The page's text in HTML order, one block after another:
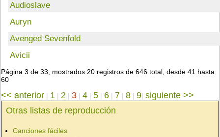
Audioslave
Auryn
Avenged Sevenfold
Avicii
Página 3 de 33, mostrados 20 registros de 646 total, desde 41 hasta
60
<< anterior | 1 | 2 | 3 |4 |5 | 6 | 7 |8 |9|siguiente >>
Otras listas de reproducción
Canciones fáciles